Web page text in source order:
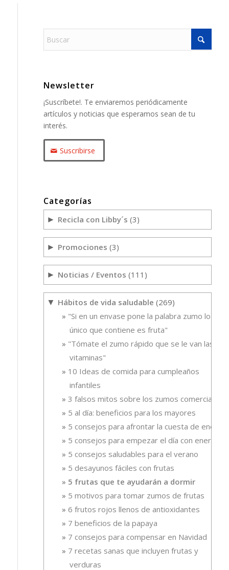
Newsletter
¡Suscríbete!. Te enviaremos periódicamente
artículos y noticias que esperamos sean de tu
interés.
Suscribirse
Categorías
► Recicla con Libby´s (3)
► Promociones (3)
► Noticias / Eventos (111)
▼ Hábitos de vida saludable (269)
"Si en un envase pone la palabra zumo lo
único que contiene es fruta"
"Tómate el zumo rápido que se le van las
vitaminas"
10 Ideas de comida para cumpleaños
infantiles
3 falsos mitos sobre los zumos comerciales
5 al día: beneficios para los mayores
5 consejos para afrontar la cuesta de enero
5 consejos para empezar el día con energía
5 consejos saludables para el verano
5 desayunos fáciles con frutas
5 frutas que te ayudarán a dormir
5 motivos para tomar zumos de frutas
6 frutos rojos llenos de antioxidantes
7 beneficios de la papaya
7 consejos para compensar en Navidad
7 recetas sanas que incluyen frutas y
verduras